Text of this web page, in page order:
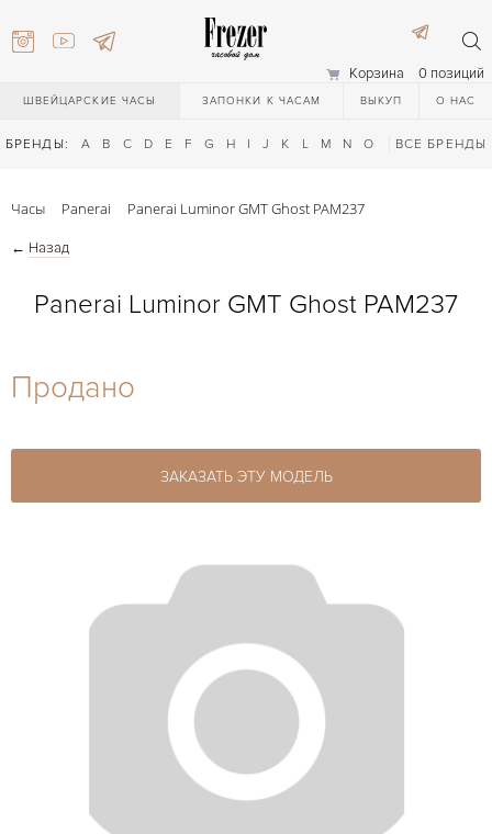
Корзина 0 позиций
ШВЕЙЦАРСКИЕ ЧАСЫ ЗАПОНКИ К ЧАСАМ ВЫКУП О НАС
БРЕНДЫ: A B C D E F G H I J K L M N O Q R S T
ВСЕ БРЕНДЫ
27-44
27-44
Часы Panerai Panerai Luminor GMT Ghost PAM237
← Назад
Panerai Luminor GMT Ghost PAM237
Продано
ЗАКАЗАТЬ ЭТУ МОДЕЛЬ